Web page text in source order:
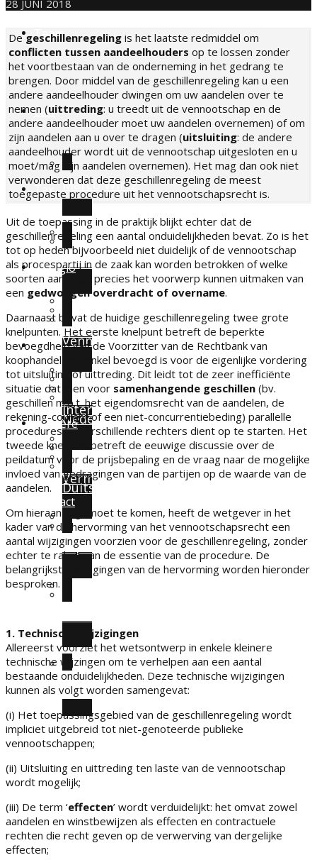
Team
Marco Wirtz
Sofie Jacobs
Thomas Hermie
Evelyne Ruland
Bastien Koch
Law
Ondernemingsrecht
Vennootschapsrecht
Fusies & Overnames (M&A)
Arbeidsrecht
Intellectueel eigendomsrecht (IP)
Hippisch recht
Tax
Vennootschapsbelasting
Internationale fiscaliteit
Vermogensbeheer
Expats
BTW, douane & accijnzen
Euregio
Nederland
Duitsland
Blog
Carrière
Contact
28 JUNI 2018
Degeschillenregeling is het laatste redmiddel om
conflicten tussen aandeelhouders op te lossen zonder
het voortbestaan van de onderneming in het gedrang te
brengen. Door middel van de geschillenregeling kan u een
andere aandeelhouder dwingen om uw aandelen over te
nemen (uittreding: u treedt uit de vennootschap en de
andere aandeelhouder moet uw aandelen overnemen) of om
zijn aandelen aan u over te dragen (uitsluiting: de andere
aandeelhouder wordt uit de vennootschap uitgesloten en u
moet/mag zijn aandelen overnemen). Het mag dan ook niet
verwonderen dat deze geschillenregeling de meest
toegepaste procedure uit het vennootschapsrecht is.
Uit de toepassing in de praktijk blijkt echter dat de
geschillenregeling een aantal onduidelijkheden bevat. Zo is het
tot op heden bijvoorbeeld niet duidelijk of de vennootschap
als procespartij in de zaak kan worden betrokken of welke
soorten aandelen precies het voorwerp kunnen uitmaken van
een gedwongen overdracht of overname.
Daarnaast bevat de huidige geschillenregeling twee grote
knelpunten. Het eerste knelpunt betreft de beperkte
bevoegdheid van de Voorzitter van de Rechtbank van
koophandel, die enkel bevoegd is voor de eigenlijke vordering
tot uitsluiting of uittreding. Dit leidt tot de zeer inefficiënte
situatie dat men voor samenhangende geschillen (bv.
geschillen m.b.t. het eigendomsrecht van de aandelen, de
rekening-courant of een niet-concurrentiebeding) parallelle
procedures bij verschillende rechters dient op te starten. Het
tweede knelpunt betreft de eeuwige discussie over de
peildatum voor de prijsbepaling en de vraag naar de mogelijke
invloed van gedragingen van de partijen op de waarde van de
aandelen.
Om hieraan tegemoet te komen, heeft de wetgever in het
kader van de hervorming van het vennootschapsrecht een
aantal wijzigingen voorzien voor de geschillenregeling, zonder
echter te raken aan de essentie van de procedure. De
belangrijkste wijzigingen van de hervorming worden hieronder
besproken.
1. Technische wijzigingen
Allereerst voorziet het wetsontwerp in enkele kleinere
technische wijzingen om te verhelpen aan een aantal
bestaande onduidelijkheden. Deze technische wijzigingen
kunnen als volgt worden samengevat:
(i) Het toepassingsgebied van de geschillenregeling wordt
impliciet uitgebreid tot niet-genoteerde publieke
vennootschappen;
(ii) Uitsluiting en uittreding ten laste van de vennootschap
wordt mogelijk;
(iii) De term ‘effecten’ wordt verduidelijkt: het omvat zowel
aandelen en winstbewijzen als effecten en contractuele
rechten die recht geven op de verwerving van dergelijke
effecten;